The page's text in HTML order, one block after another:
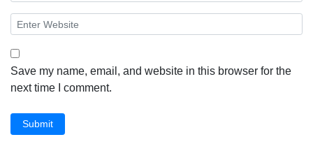
Save my name, email, and website in this browser for the
next time I comment.
Submit